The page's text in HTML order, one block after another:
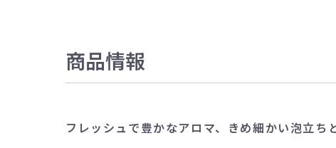
商品情報
フレッシュで豊かなアロマ、きめ細かい泡立ち